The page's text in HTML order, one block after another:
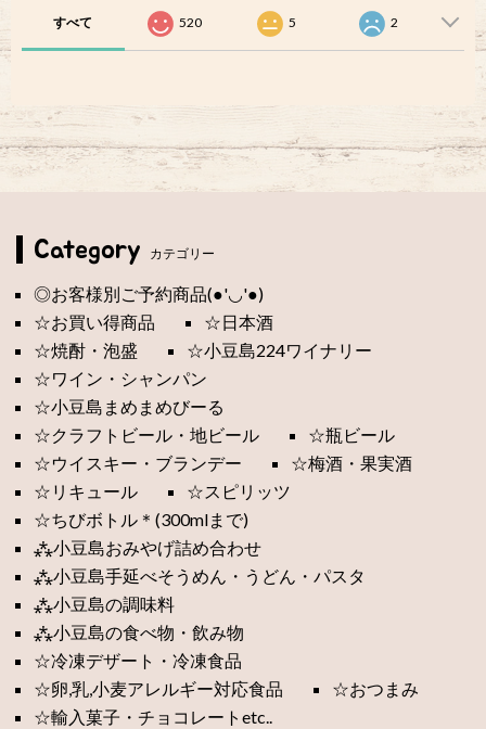
すべて 520 5 2
Category カテゴリー
◎お客様別ご予約商品(●'◡'●)
☆お買い得商品
☆日本酒
☆焼酎・泡盛
☆小豆島224ワイナリー
☆ワイン・シャンパン
☆小豆島まめまめびーる
☆クラフトビール・地ビール
☆瓶ビール
☆ウイスキー・ブランデー
☆梅酒・果実酒
☆リキュール
☆スピリッツ
☆ちびボトル＊(300mlまで)
⁂小豆島おみやげ詰め合わせ
⁂小豆島手延べそうめん・うどん・パスタ
⁂小豆島の調味料
⁂小豆島の食べ物・飲み物
☆冷凍デザート・冷凍食品
☆卵,乳,小麦アレルギー対応食品
☆おつまみ
☆輸入菓子・チョコレートetc..